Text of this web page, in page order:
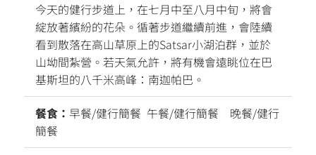
今天的健行步道上，在七月中至八月中旬，將會
綻放著繽紛的花朵。循著步道繼續前進，會陸續
看到散落在高山草原上的Satsar小湖泊群，並於
山坳間紮營。若天氣允許，將有機會遠眺位在巴
基斯坦的八千米高峰：南迦帕巴。
餐食： 早餐/健行簡餐 午餐/健行簡餐 晚餐/健行
簡餐